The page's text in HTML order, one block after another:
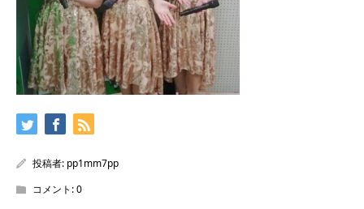
投稿者: pp1mm7pp
コメント:0